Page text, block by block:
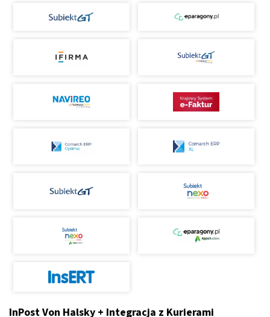
InPost Von Halsky + Integracja z Kurierami